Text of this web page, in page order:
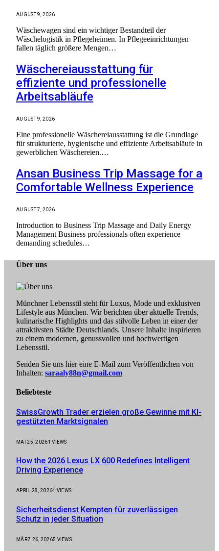
AUGUST 9, 2026
Wäschewagen sind ein wichtiger Bestandteil der
Wäschelogistik in Pflegeheimen. In Pflegeeinrichtungen
fallen täglich größere Mengen…
Wäschereiausstattung für
effiziente und professionelle
Arbeitsabläufe
AUGUST 9, 2026
Eine professionelle Wäschereiausstattung ist die Grundlage
für strukturierte, hygienische und effiziente Arbeitsabläufe in
gewerblichen Wäschereien.…
Ansan Business Trip Massage for a
Comfortable Wellness Experience
AUGUST 7, 2026
Introduction to Business Trip Massage and Daily Energy
Management Business professionals often experience
demanding schedules…
Über uns
Münchner Lebensstil steht für Luxus, Mode und exklusiven
Lifestyle aus München. Wir berichten über aktuelle Trends,
kulinarische Highlights und das stilvolle Leben in einer der
attraktivsten Städte Deutschlands. Unsere Inhalte inspirieren
zu einem modernen, genussvollen und hochwertigen
Lebensstil.
Senden Sie uns hier eine E-Mail zum Veröffentlichen von
Inhalten: saraaly88n@gmail.com
Beliebteste
SwissGrowth Trader erzielen große Gewinne mit KI-
gestützten Marktsignalen
MAI 25, 20261VIEWS
How the 2026 Lexus LX 600 Redefines Intelligent
Driving Experience
APRIL 28, 20264 VIEWS
Sicherheitsdienst Kempten für zuverlässigen
Schutz in jeder Situation
MÄRZ 26, 20265 VIEWS